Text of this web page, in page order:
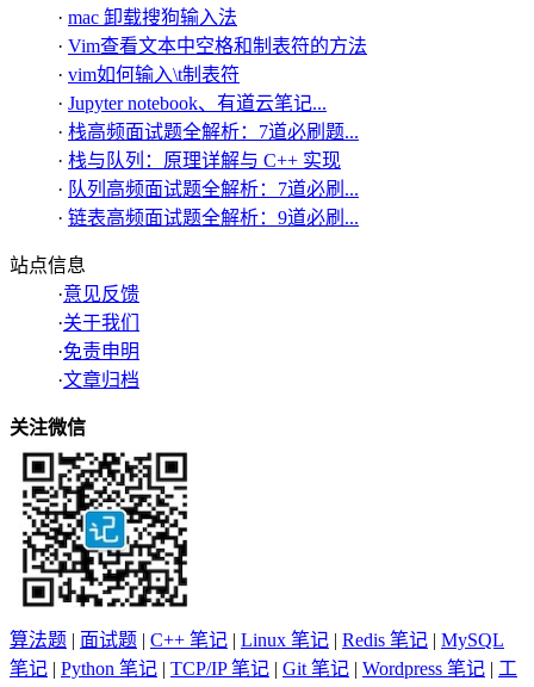
· mac 卸载搜狗输入法
· Vim查看文本中空格和制表符的方法
· vim如何输入\t制表符
· Jupyter notebook、有道云笔记...
· 栈高频面试题全解析：7道必刷题...
· 栈与队列：原理详解与 C++ 实现
· 队列高频面试题全解析：7道必刷...
· 链表高频面试题全解析：9道必刷...
站点信息
·意见反馈
·关于我们
·免责申明
·文章归档
关注微信
算法题 | 面试题 | C++ 笔记 | Linux 笔记 | Redis 笔记 | MySQL
笔记 | Python 笔记 | TCP/IP 笔记 | Git 笔记 | Wordpress 笔记 | 工